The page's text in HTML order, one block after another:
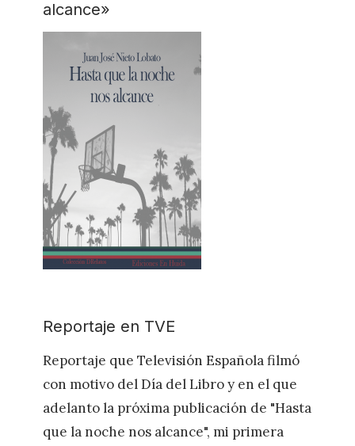
alcance»
Reportaje en TVE
Reportaje que Televisión Española filmó
con motivo del Día del Libro y en el que
adelanto la próxima publicación de "Hasta
que la noche nos alcance", mi primera